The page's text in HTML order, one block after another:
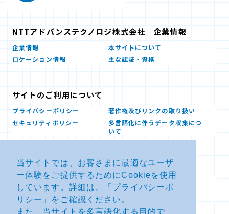
当サイトでは、お客さまに最適なユーザ
ー体験をご提供するためにCookieを使用
しています。詳細は、「 プライバシーポ
リシー 」をご確認ください。
また、当サイトを多言語化する目的で
NTTアドバンステクノロジ株式会社 企業情報
企業情報
本サイトについて
ロケーション情報
主な認証・資格
サイトのご利用について
プライバシーポリシー
著作権及びリンクの取り扱い
セキュリティポリシー
多言語化に伴うデータ収集につ
いて
お問い合せ
よくあるお問い合わせFAQ
SDSダウンロード
製品・サービスに関する重要な
お知らせ
その他のお問い合わせ